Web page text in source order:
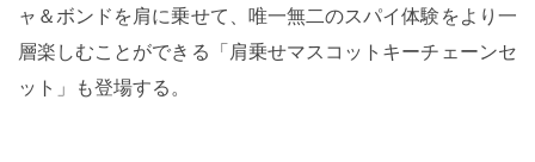
ャ＆ボンドを肩に乗せて、唯一無二のスパイ体験をより一
層楽しむことができる「肩乗せマスコットキーチェーンセ
ット」も登場する。